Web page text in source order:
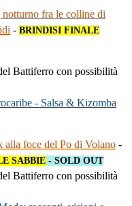
fra le colline di
- BRINDISI FINALE
Battiferro con possibilità
- Salsa & Kizomba
alla foce del Po di Volano -
SABBIE - SOLD OUT
Battiferro con possibilità